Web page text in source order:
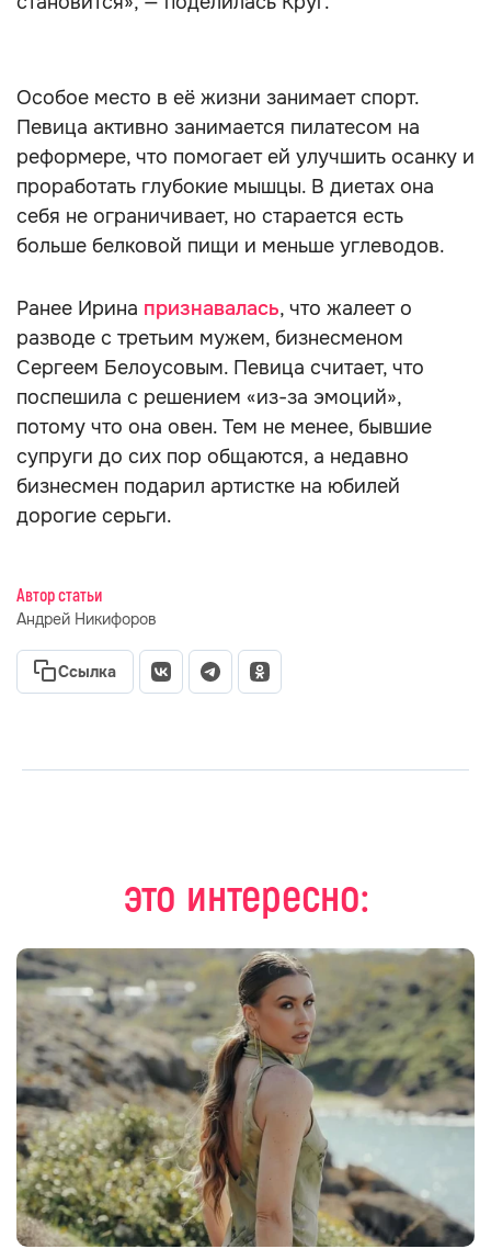
Особое место в её жизни занимает спорт.
Певица активно занимается пилатесом на
реформере, что помогает ей улучшить осанку и
проработать глубокие мышцы. В диетах она
себя не ограничивает, но старается есть
больше белковой пищи и меньше углеводов.
Ранее Ирина признавалась, что жалеет о
разводе с третьим мужем, бизнесменом
Сергеем Белоусовым. Певица считает, что
поспешила с решением «из-за эмоций»,
потому что она овен. Тем не менее, бывшие
супруги до сих пор общаются, а недавно
бизнесмен подарил артистке на юбилей
дорогие серьги.
Автор статьи
Андрей Никифоров
Ссылка
это интересно: